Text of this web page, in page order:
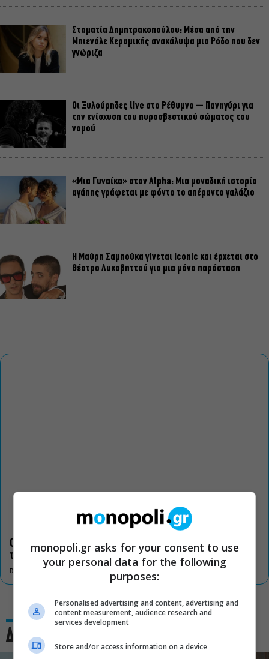
Σταματία Δημητρακοπούλου: Μέσα από την
Μπιενάλε Κεραμικής ανακάλυψα μια Ρόδο που δεν
γνώριζα
Οι Ξυλούρηδες live στο Ρέθυμνο – Πανηγύρι για
την ενίσχυση του πυροσβεστικού σώματος του
νομού
«Μια Γυναίκα» στον Alpha: Μια μοναδική ιστορία
αγάπης γράφεται με φόντο το απέραντο γαλάζιο
Η Μαύρη Σαμπούκα γίνεται iconic και έρχεται στο
Θέατρο Λυκαβηττού για μια μόνο παράσταση
Οι «Τρωάδες» στην Επίδαυρο αλλάζουν την αντίληψη για
τον πολιτισμό
DON'T MISS
Δες και αυτό
monopoli.gr asks for your consent to use
your personal data for the following
purposes:
Personalised advertising and content, advertising and
content measurement, audience research and
services development
Store and/or access information on a device